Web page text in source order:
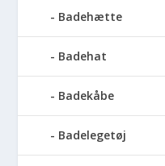
Badehætte
Badehat
Badekåbe
Badelegetøj